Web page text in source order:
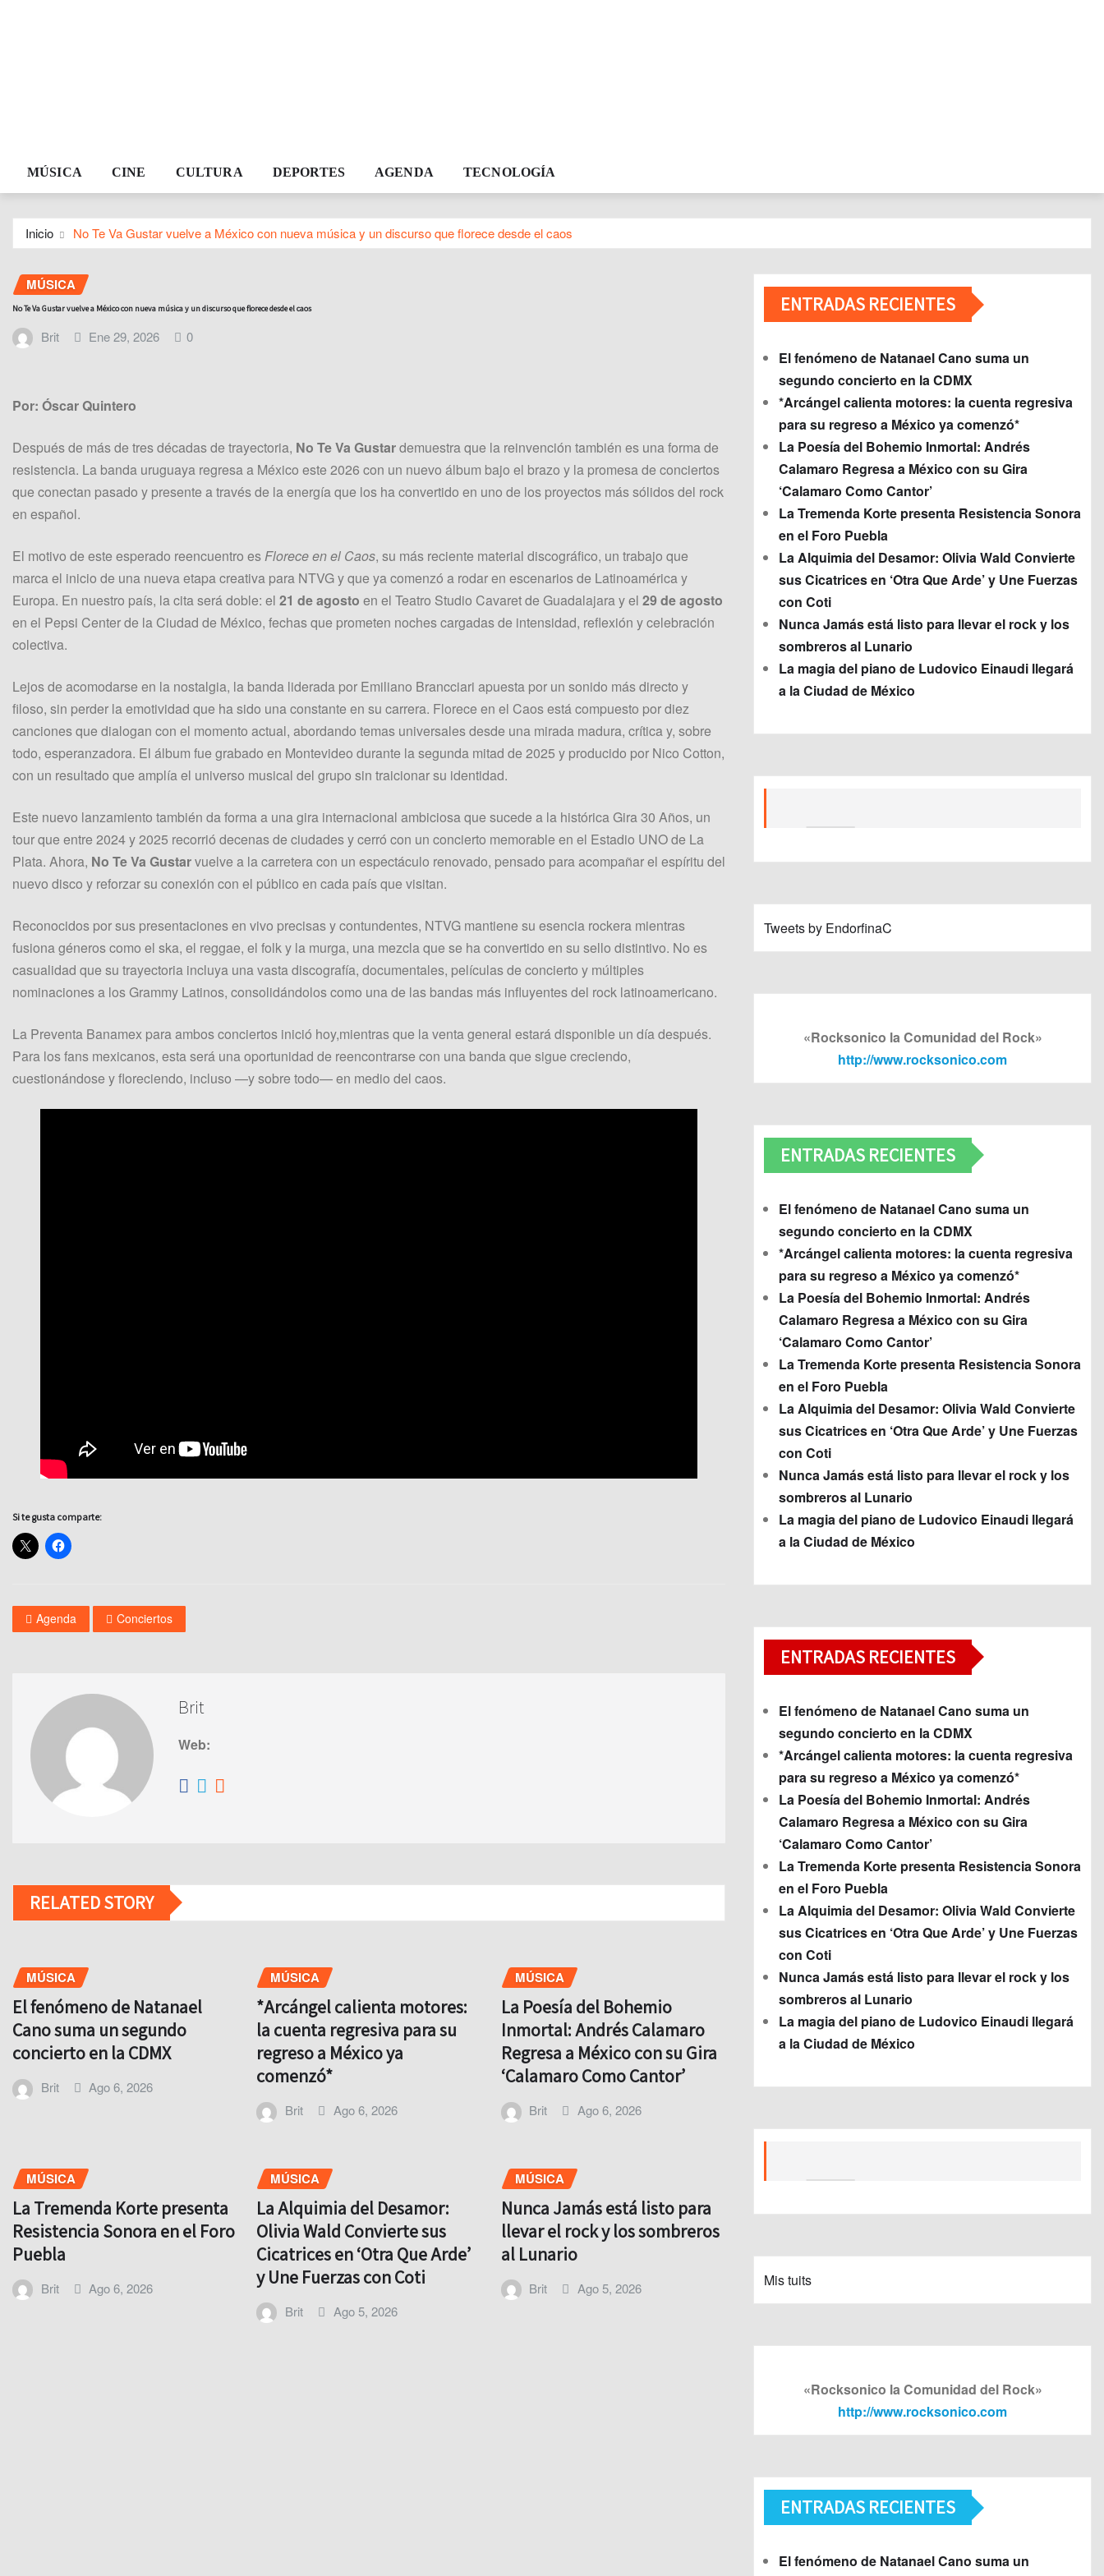
MÚSICA CINE CULTURA DEPORTES AGENDA TECNOLOGÍA
Inicio No Te Va Gustar vuelve a México con nueva música y un discurso que florece desde el caos
MÚSICA
No Te Va Gustar vuelve a México con nueva música y un discurso que florece desde el caos
Brit Ene 29, 2026 0
Por: Óscar Quintero
Después de más de tres décadas de trayectoria, No Te Va Gustardemuestra que la reinvención también es una forma de
resistencia. La banda uruguaya regresa a México este 2026 con un nuevo álbum bajo el brazo y la promesa de conciertos
que conectan pasado y presente a través de la energía que los ha convertido en uno de los proyectos más sólidos del rock
en español.
El motivo de este esperado reencuentro esFlorece en el Caos, su más reciente material discográfico, un trabajo que
marca el inicio de una nueva etapa creativa para NTVG y que ya comenzó a rodar en escenarios de Latinoamérica y
Europa. En nuestro país, la cita será doble: el 21 de agosto en el Teatro Studio Cavaret de Guadalajara y el 29 de agosto
en el Pepsi Center de la Ciudad de México, fechas que prometen noches cargadas de intensidad, reflexión y celebración
colectiva.
Lejos de acomodarse en la nostalgia, la banda liderada por Emiliano Brancciari apuesta por un sonido más directo y
filoso, sin perder la emotividad que ha sido una constante en su carrera. Florece en el Caos está compuesto por diez
canciones que dialogan con el momento actual, abordando temas universales desde una mirada madura, crítica y, sobre
todo, esperanzadora. El álbum fue grabado en Montevideo durante la segunda mitad de 2025 y producido por Nico Cotton,
con un resultado que amplía el universo musical del grupo sin traicionar su identidad.
Este nuevo lanzamiento también da forma a una gira internacional ambiciosa que sucede a la histórica Gira 30 Años, un
tour que entre 2024 y 2025 recorrió decenas de ciudades y cerró con un concierto memorable en el Estadio UNO de La
Plata. Ahora, No Te Va Gustarvuelve a la carretera con un espectáculo renovado, pensado para acompañar el espíritu del
nuevo disco y reforzar su conexión con el público en cada país que visitan.
Reconocidos por sus presentaciones en vivo precisas y contundentes, NTVG mantiene su esencia rockera mientras
fusiona géneros como el ska, el reggae, el folk y la murga, una mezcla que se ha convertido en su sello distintivo. No es
casualidad que su trayectoria incluya una vasta discografía, documentales, películas de concierto y múltiples
nominaciones a los Grammy Latinos, consolidándolos como una de las bandas más influyentes del rock latinoamericano.
La Preventa Banamex para ambos conciertos inició hoy,mientras que la venta general estará disponible un día después.
Para los fans mexicanos, esta será una oportunidad de reencontrarse con una banda que sigue creciendo,
cuestionándose y floreciendo, incluso —y sobre todo— en medio del caos.
Si te gusta comparte:
Agenda Conciertos
Brit
Web:
RELATED STORY
MÚSICA
El fenómeno de Natanael
Cano suma un segundo
concierto en la CDMX
Brit Ago 6, 2026
MÚSICA
*Arcángel calienta motores:
la cuenta regresiva para su
regreso a México ya
comenzó*
Brit Ago 6, 2026
MÚSICA
La Poesía del Bohemio
Inmortal: Andrés Calamaro
Regresa a México con su Gira
‘Calamaro Como Cantor’
Brit Ago 6, 2026
MÚSICA
La Tremenda Korte presenta
Resistencia Sonora en el Foro
Puebla
Brit Ago 6, 2026
MÚSICA
La Alquimia del Desamor:
Olivia Wald Convierte sus
Cicatrices en ‘Otra Que Arde’
y Une Fuerzas con Coti
Brit Ago 5, 2026
MÚSICA
Nunca Jamás está listo para
llevar el rock y los sombreros
al Lunario
Brit Ago 5, 2026
ENTRADAS RECIENTES
El fenómeno de Natanael Cano suma un
segundo concierto en la CDMX
*Arcángel calienta motores: la cuenta regresiva
para su regreso a México ya comenzó*
La Poesía del Bohemio Inmortal: Andrés
Calamaro Regresa a México con su Gira
‘Calamaro Como Cantor’
La Tremenda Korte presenta Resistencia Sonora
en el Foro Puebla
La Alquimia del Desamor: Olivia Wald Convierte
sus Cicatrices en ‘Otra Que Arde’ y Une Fuerzas
con Coti
Nunca Jamás está listo para llevar el rock y los
sombreros al Lunario
La magia del piano de Ludovico Einaudi llegará
a la Ciudad de México
Tweets by EndorfinaC
«Rocksonico la Comunidad del Rock»
http://www.rocksonico.com
ENTRADAS RECIENTES
El fenómeno de Natanael Cano suma un
segundo concierto en la CDMX
*Arcángel calienta motores: la cuenta regresiva
para su regreso a México ya comenzó*
La Poesía del Bohemio Inmortal: Andrés
Calamaro Regresa a México con su Gira
‘Calamaro Como Cantor’
La Tremenda Korte presenta Resistencia Sonora
en el Foro Puebla
La Alquimia del Desamor: Olivia Wald Convierte
sus Cicatrices en ‘Otra Que Arde’ y Une Fuerzas
con Coti
Nunca Jamás está listo para llevar el rock y los
sombreros al Lunario
La magia del piano de Ludovico Einaudi llegará
a la Ciudad de México
ENTRADAS RECIENTES
El fenómeno de Natanael Cano suma un
segundo concierto en la CDMX
*Arcángel calienta motores: la cuenta regresiva
para su regreso a México ya comenzó*
La Poesía del Bohemio Inmortal: Andrés
Calamaro Regresa a México con su Gira
‘Calamaro Como Cantor’
La Tremenda Korte presenta Resistencia Sonora
en el Foro Puebla
La Alquimia del Desamor: Olivia Wald Convierte
sus Cicatrices en ‘Otra Que Arde’ y Une Fuerzas
con Coti
Nunca Jamás está listo para llevar el rock y los
sombreros al Lunario
La magia del piano de Ludovico Einaudi llegará
a la Ciudad de México
Mis tuits
«Rocksonico la Comunidad del Rock»
http://www.rocksonico.com
ENTRADAS RECIENTES
El fenómeno de Natanael Cano suma un